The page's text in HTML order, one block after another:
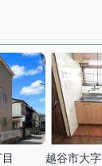
越谷市大